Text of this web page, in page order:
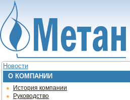
Jump to navigation
Новости
О КОМПАНИИ
История компании
Руководство